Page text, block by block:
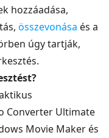
hozzáadása,
összevonása és a
úgy tartják,
Converter Ultimate
Movie Maker és